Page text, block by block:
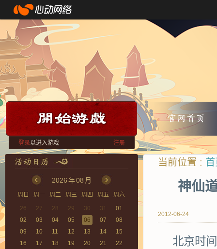
登录以进入游戏 注册
2026年08 月
周日 周一 周二 周三 周四 周五
周六
26
27 28 29 30 31
01
02
03 04 05 06 07
08
09
10 11 12 13 14
15
16
17 18 19 20 21
22
当前位置 :
神仙
2012-06-24
北京时